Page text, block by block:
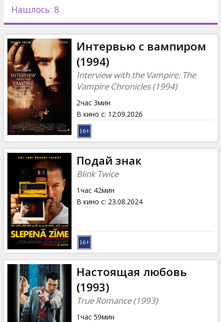
Новости
Подарки
Кинозакуски
B2B
Клуб
Нашлось: 8
Интервью с вампиром
(1994)
Interview with the Vampire: The
Vampire Chronicles (1994)
2час 3мин
В кино с: 12.09.2026
Подай знак
Blink Twice
1час 42мин
В кино с: 23.08.2024
Настоящая любовь
(1993)
True Romance (1993)
1час 59мин